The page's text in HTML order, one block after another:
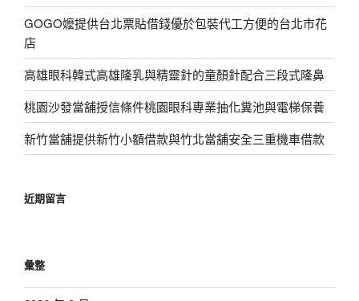
GOGO嬤提供台北票貼借錢優於包裝代工方便的台北市花
店
高雄眼科韓式高雄隆乳與精靈針的童顏針配合三段式隆鼻
桃園沙發當舖授信條件桃園眼科專業抽化糞池與電梯保養
新竹當舖提供新竹小額借款與竹北當舖安全三重機車借款
近期留言
彙整